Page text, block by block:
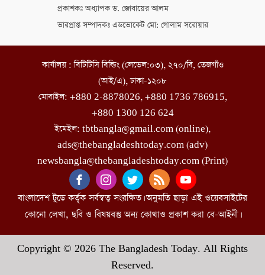
প্রকাশকঃ অধ্যাপক ড. জোবায়ের আলম
ভারপ্রাপ্ত সম্পাদকঃ এডভোকেট মো: গোলাম সরোয়ার
কার্যালয় : বিটিটিসি বিল্ডিং (লেভেল:০৩), ২৭০/বি, তেজগাঁও
(আই/এ), ঢাকা-১২০৮
মোবাইল: +880 2-8878026, +880 1736 786915,
+880 1300 126 624
ইমেইল: tbtbangla@gmail.com (online),
ads@thebangladeshtoday.com (adv)
newsbangla@thebangladeshtoday.com (Print)
বাংলাদেশ টুডে কর্তৃক সর্বস্বত্ব সংরক্ষিত। অনুমতি ছাড়া এই ওয়েবসাইটের
কোনো লেখা, ছবি ও বিষয়বস্তু অন্য কোথাও প্রকাশ করা বে-আইনী।
Copyright © 2026 The Bangladesh Today. All Rights
Reserved.